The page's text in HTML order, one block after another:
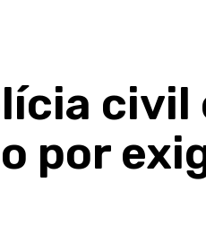
civil
por